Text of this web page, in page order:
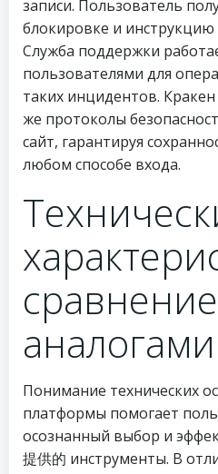
записи. Пользователь
блокировке и инструкцию
Служба поддержки
пользователями для
таких инцидентов.
же протоколы
сайт, гарантируя
любом способе входа.
аналогами
Понимание технических
платформы помогает
осознанный выбор и
提供的 инструменты. В